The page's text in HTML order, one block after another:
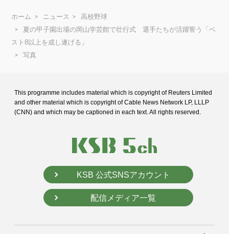
ホーム ニュース
高校野球
夏の甲子園出場の岡山学芸館で壮行式 選手たちが活躍誓う「ベ
スト8以上を成し遂げる」
写真
This programme includes material which is copyright of Reuters Limited
and other material which is copyright of Cable News Network LP, LLLP
(CNN) and which may be captioned in each text. All rights reserved.
KSB 公式SNSアカウント
配信メディア一覧